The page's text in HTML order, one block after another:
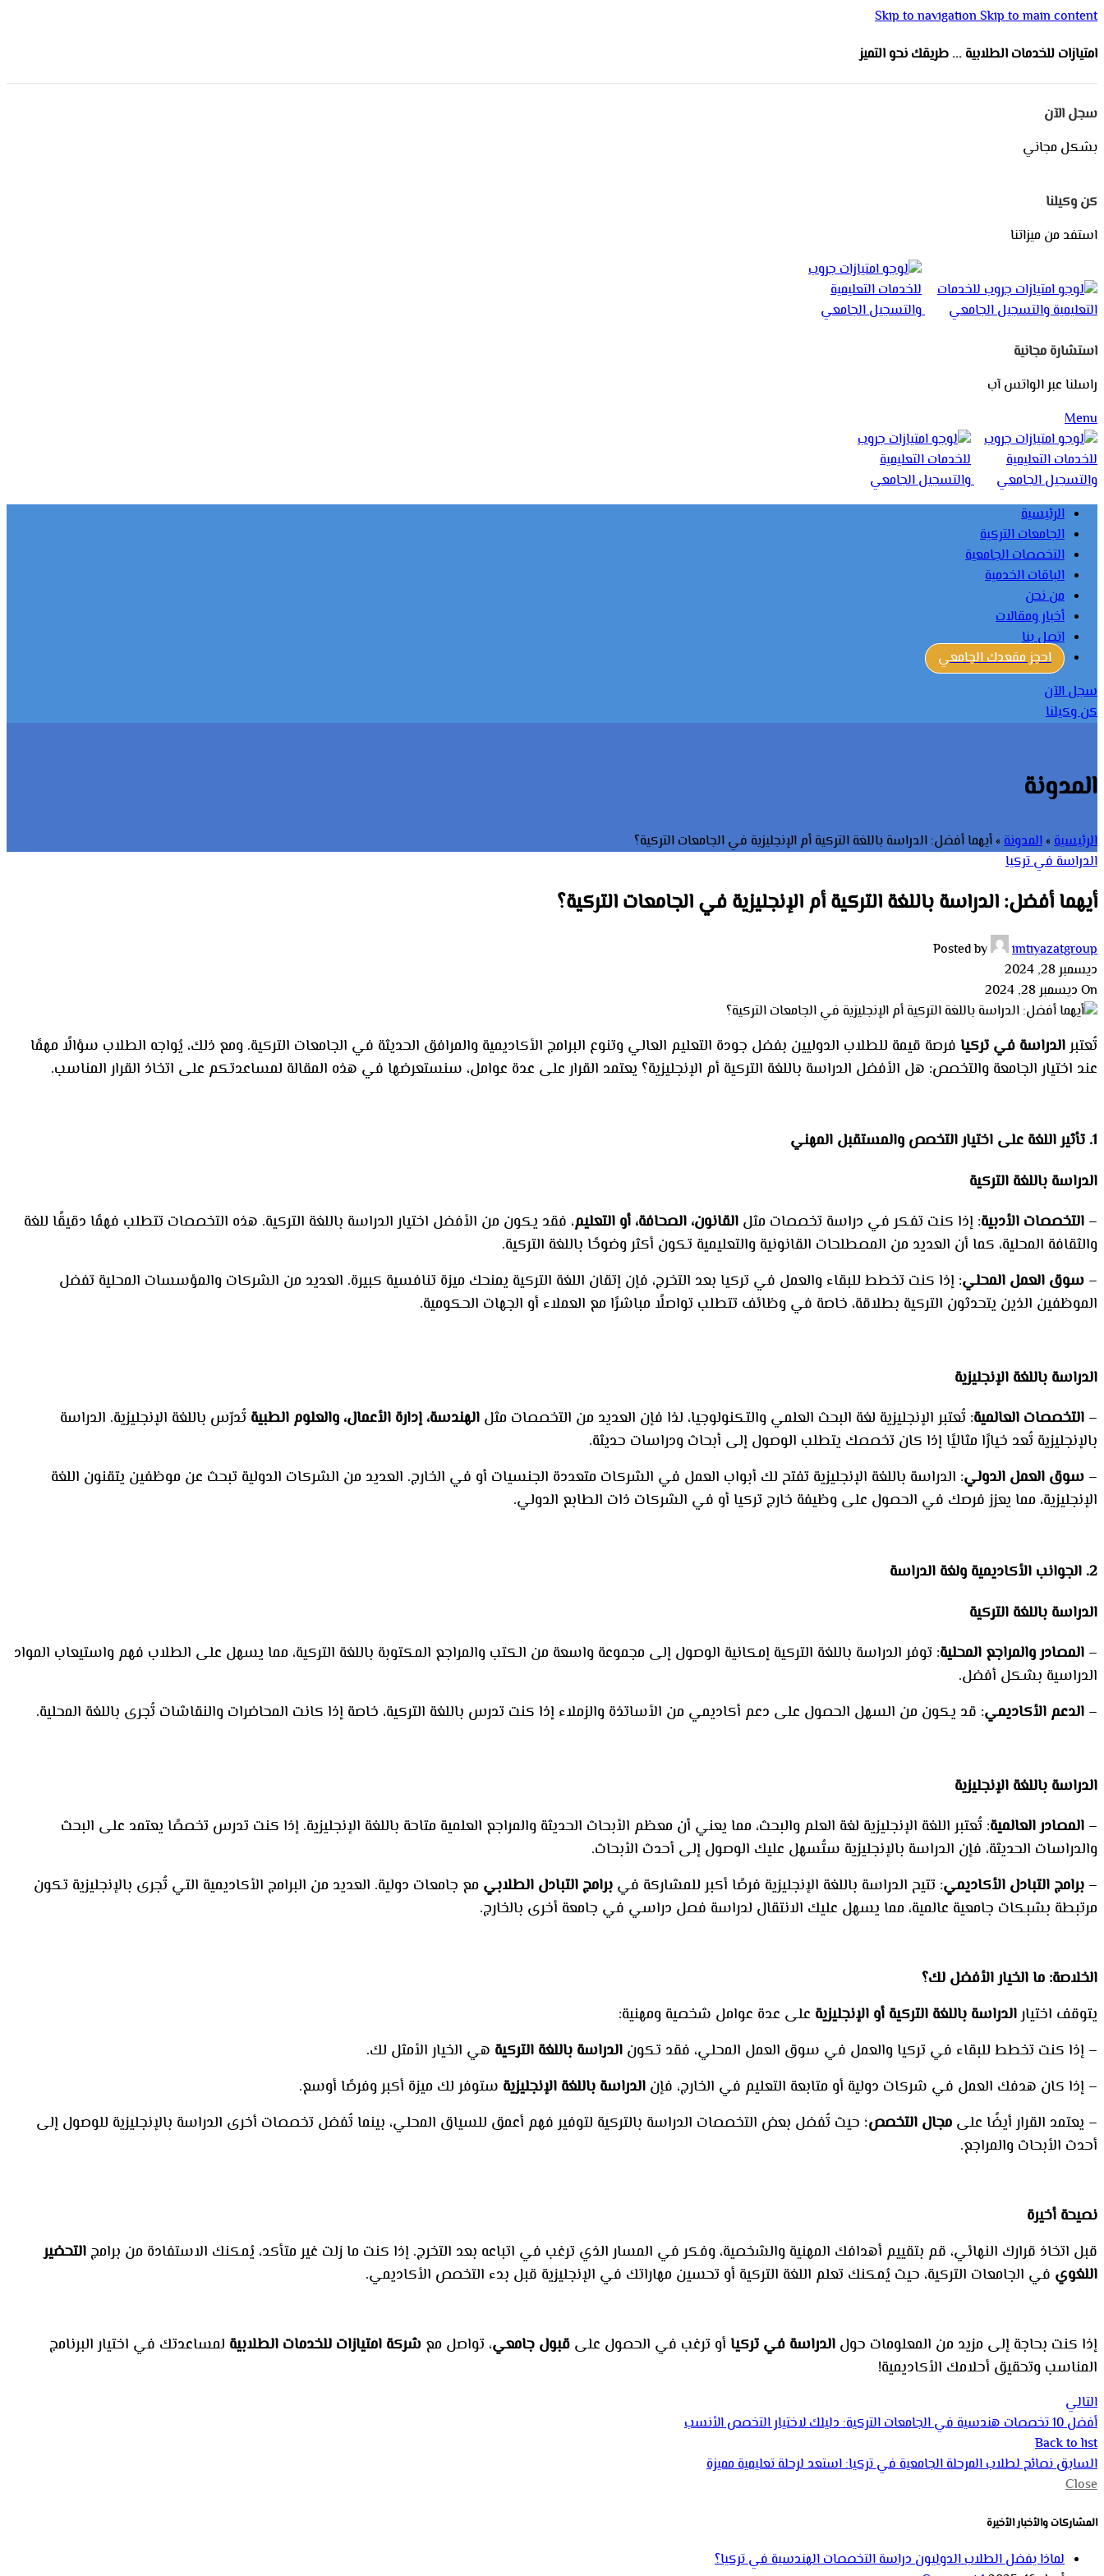
Skip to navigationSkip to main content
امتيازات للخدمات الطلابية ... طريقك نحو التميز
سجل الآن
بشكل مجاني
كن وكيلنا
استفد من ميزاتنا
استشارة مجانية
راسلنا عبر الواتس آب
Menu
الرئيسية
الجامعات التركية
التخصصات الجامعية
الباقات الخدمية
من نحن
أخبار ومقالات
اتصل بنا
احجز مقعدك الجامعي
سجل الآن
كن وكيلنا
المدونة
الرئيسية »المدونة »أيهما أفضل: الدراسة باللغة التركية أم الإنجليزية في الجامعات التركية؟
الدراسة في تركيا
أيهما أفضل: الدراسة باللغة التركية أم الإنجليزية في الجامعات التركية؟
Posted by
imtiyazatgroup
ديسمبر 28, 2024
On ديسمبر 28, 2024
تُعتبرالدراسة في تركيا فرصة قيمة للطلاب الدوليين بفضل جودة التعليم العالي وتنوع البرامج الأكاديمية والمرافق الحديثة في الجامعات التركية. ومع ذلك، يُواجه الطلاب سؤالًا مهمًا
عند اختيار الجامعة والتخصص: هل الأفضل الدراسة باللغة التركية أم الإنجليزية؟ يعتمد القرار على عدة عوامل، سنستعرضها في هذه المقالة لمساعدتكم على اتخاذ القرار المناسب.
1. تأثير اللغة على اختيار التخصص والمستقبل المهني
الدراسة باللغة التركية
– التخصصات الأدبية: إذا كنت تفكر في دراسة تخصصات مثل القانون، الصحافة، أو التعليم، فقد يكون من الأفضل اختيار الدراسة باللغة التركية. هذه التخصصات تتطلب فهمًا دقيقًا للغة
والثقافة المحلية، كما أن العديد من المصطلحات القانونية والتعليمية تكون أكثر وضوحًا باللغة التركية.
– سوق العمل المحلي: إذا كنت تخطط للبقاء والعمل في تركيا بعد التخرج، فإن إتقان اللغة التركية يمنحك ميزة تنافسية كبيرة. العديد من الشركات والمؤسسات المحلية تفضل
الموظفين الذين يتحدثون التركية بطلاقة، خاصة في وظائف تتطلب تواصلًا مباشرًا مع العملاء أو الجهات الحكومية.
الدراسة باللغة الإنجليزية
– التخصصات العالمية: تُعتبر الإنجليزية لغة البحث العلمي والتكنولوجيا، لذا فإن العديد من التخصصات مثل الهندسة، إدارة الأعمال، والعلوم الطبية تُدرّس باللغة الإنجليزية. الدراسة
بالإنجليزية تُعد خيارًا مثاليًا إذا كان تخصصك يتطلب الوصول إلى أبحاث ودراسات حديثة.
– سوق العمل الدولي: الدراسة باللغة الإنجليزية تفتح لك أبواب العمل في الشركات متعددة الجنسيات أو في الخارج. العديد من الشركات الدولية تبحث عن موظفين يتقنون اللغة
الإنجليزية، مما يعزز فرصك في الحصول على وظيفة خارج تركيا أو في الشركات ذات الطابع الدولي.
2. الجوانب الأكاديمية ولغة الدراسة
الدراسة باللغة التركية
– المصادر والمراجع المحلية: توفر الدراسة باللغة التركية إمكانية الوصول إلى مجموعة واسعة من الكتب والمراجع المكتوبة باللغة التركية، مما يسهل على الطلاب فهم واستيعاب المواد
الدراسية بشكل أفضل.
– الدعم الأكاديمي: قد يكون من السهل الحصول على دعم أكاديمي من الأساتذة والزملاء إذا كنت تدرس باللغة التركية، خاصة إذا كانت المحاضرات والنقاشات تُجرى باللغة المحلية.
الدراسة باللغة الإنجليزية
– المصادر العالمية: تُعتبر اللغة الإنجليزية لغة العلم والبحث، مما يعني أن معظم الأبحاث الحديثة والمراجع العلمية متاحة باللغة الإنجليزية. إذا كنت تدرس تخصصًا يعتمد على البحث
والدراسات الحديثة، فإن الدراسة بالإنجليزية ستُسهل عليك الوصول إلى أحدث الأبحاث.
– برامج التبادل الأكاديمي: تتيح الدراسة باللغة الإنجليزية فرصًا أكبر للمشاركة في برامج التبادل الطلابي مع جامعات دولية. العديد من البرامج الأكاديمية التي تُجرى بالإنجليزية تكون
مرتبطة بشبكات جامعية عالمية، مما يسهل عليك الانتقال لدراسة فصل دراسي في جامعة أخرى بالخارج.
الخلاصة: ما الخيار الأفضل لك؟
يتوقف اختيارالدراسة باللغة التركية أو الإنجليزية على عدة عوامل شخصية ومهنية:
– إذا كنت تخطط للبقاء في تركيا والعمل في سوق العمل المحلي، فقد تكون الدراسة باللغة التركية هي الخيار الأمثل لك.
– إذا كان هدفك العمل في شركات دولية أو متابعة التعليم في الخارج، فإن الدراسة باللغة الإنجليزية ستوفر لك ميزة أكبر وفرصًا أوسع.
– يعتمد القرار أيضًا على مجال التخصص؛ حيث تُفضل بعض التخصصات الدراسة بالتركية لتوفير فهم أعمق للسياق المحلي، بينما تُفضل تخصصات أخرى الدراسة بالإنجليزية للوصول إلى
أحدث الأبحاث والمراجع.
نصيحة أخيرة
قبل اتخاذ قرارك النهائي، قم بتقييم أهدافك المهنية والشخصية، وفكر في المسار الذي ترغب في اتباعه بعد التخرج. إذا كنت ما زلت غير متأكد، يُمكنك الاستفادة من برامج التحضير
اللغوي في الجامعات التركية، حيث يُمكنك تعلم اللغة التركية أو تحسين مهاراتك في الإنجليزية قبل بدء التخصص الأكاديمي.
إذا كنت بحاجة إلى مزيد من المعلومات حول الدراسة في تركيا أو ترغب في الحصول على قبول جامعي، تواصل مع شركة امتيازات للخدمات الطلابية لمساعدتك في اختيار البرنامج
المناسب وتحقيق أحلامك الأكاديمية!
التالي
أفضل 10 تخصصات هندسية في الجامعات التركية: دليلك لاختيار التخصص الأنسب
Back to list
السابق نصائح لطلاب المرحلة الجامعية في تركيا: استعد لرحلة تعليمية مميزة
Close
المشاركات والأخبار الأخيرة
لماذا يفضل الطلاب الدوليون دراسة التخصصات الهندسية في تركيا؟